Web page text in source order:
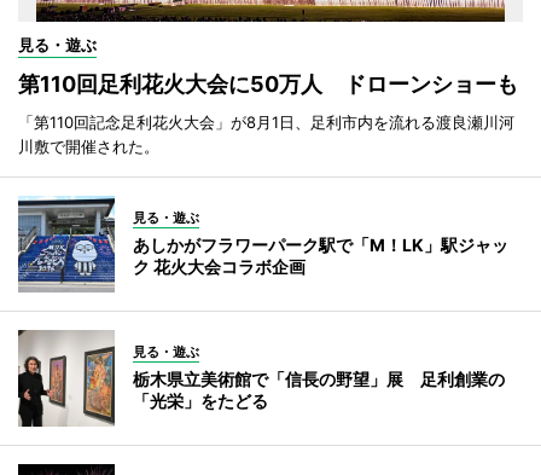
見る・遊ぶ
第110回足利花火大会に50万人 ドローンショーも
「第110回記念足利花火大会」が8月1日、足利市内を流れる渡良瀬川河
川敷で開催された。
見る・遊ぶ
あしかがフラワーパーク駅で「M！LK」駅ジャッ
ク 花火大会コラボ企画
見る・遊ぶ
栃木県立美術館で「信長の野望」展 足利創業の
「光栄」をたどる